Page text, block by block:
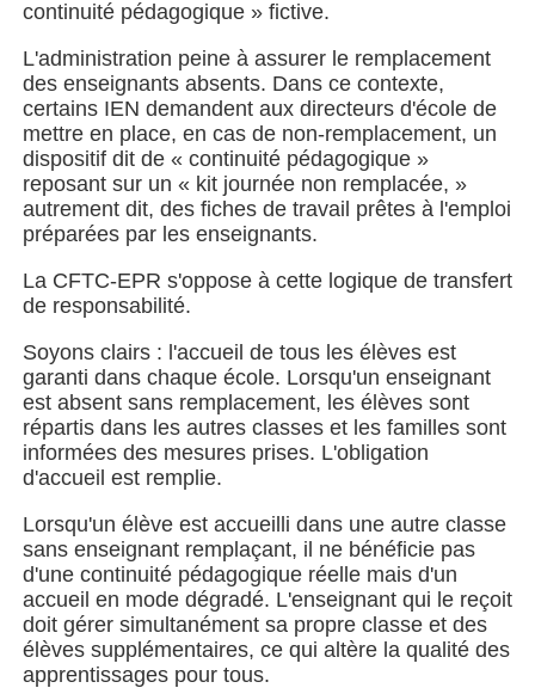
continuité pédagogique » fictive.
L'administration peine à assurer le remplacement
des enseignants absents. Dans ce contexte,
certains IEN demandent aux directeurs d'école de
mettre en place, en cas de non-remplacement, un
dispositif dit de « continuité pédagogique »
reposant sur un « kit journée non remplacée, »
autrement dit, des fiches de travail prêtes à l'emploi
préparées par les enseignants.
La CFTC-EPR s'oppose à cette logique de transfert
de responsabilité.
Soyons clairs : l'accueil de tous les élèves est
garanti dans chaque école. Lorsqu'un enseignant
est absent sans remplacement, les élèves sont
répartis dans les autres classes et les familles sont
informées des mesures prises. L'obligation
d'accueil est remplie.
Lorsqu'un élève est accueilli dans une autre classe
sans enseignant remplaçant, il ne bénéficie pas
d'une continuité pédagogique réelle mais d'un
accueil en mode dégradé. L'enseignant qui le reçoit
doit gérer simultanément sa propre classe et des
élèves supplémentaires, ce qui altère la qualité des
apprentissages pour tous.